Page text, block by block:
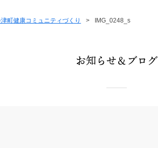
町健康コミュニティづくり > IMG_0248_s
お知らせ＆ブログ